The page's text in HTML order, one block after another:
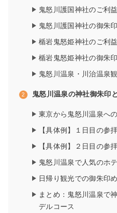
鬼怒川護国神社のご利
鬼怒川護国神社の御朱
楯岩鬼怒姫神社のご利
楯岩鬼怒姫神社の御朱
鬼怒川温泉・川治温泉
鬼怒川温泉の神社御朱印
東京から鬼怒川温泉へ
【具体例】１日目の参
【具体例】２日目の参
鬼怒川温泉で人気のホ
日帰り観光での御朱印
まとめ：鬼怒川温泉で
デルコース